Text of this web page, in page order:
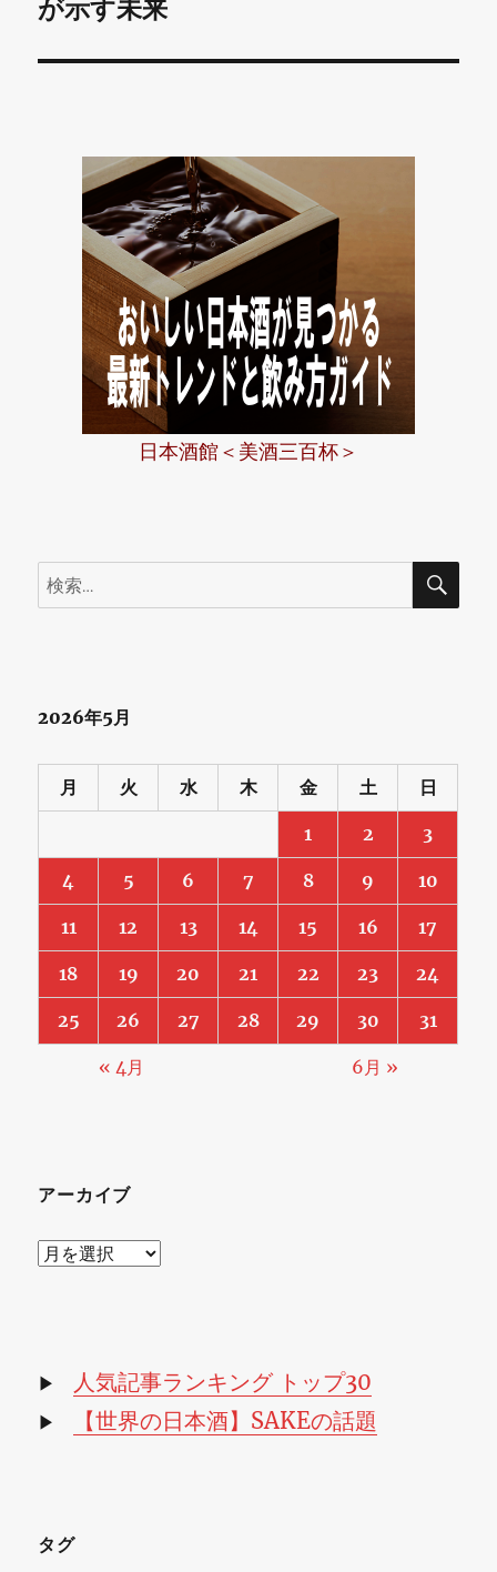
ョ
ン
が示す未来
日本酒館＜美酒三百杯＞
検
索:
検
2026年5月
月 火 水 木 金 土 日
1 2 3
4 5 6 7 8 9 10
11 12 13 14 15 16 17
18 19 20 21 22 23 24
25 26 27 28 29 30 31
« 4月 6月 »
アーカイブ
ア
ブ
▶ 人気記事ランキング トップ30
▶ 【世界の日本酒】SAKEの話題
タグ